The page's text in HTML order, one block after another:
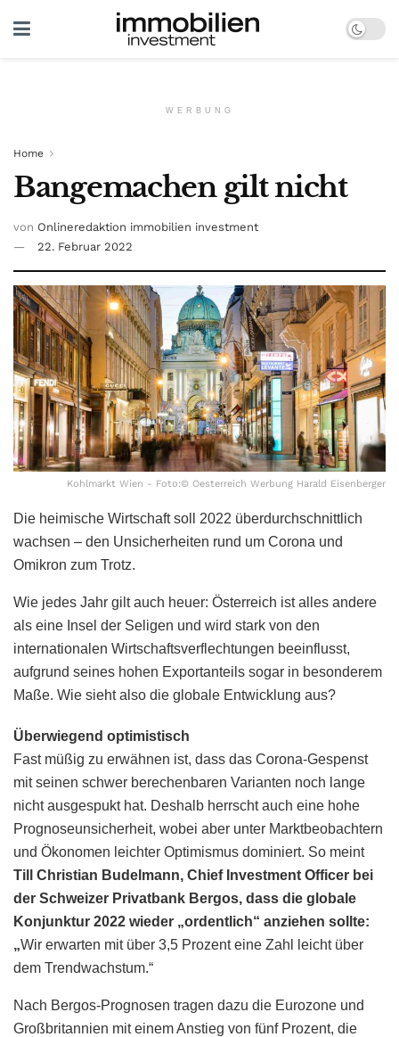
WERBUNG
Home
Bangemachen gilt nicht
von Onlineredaktion immobilien investment
22. Februar 2022
Kohlmarkt Wien - Foto:© Oesterreich Werbung Harald Eisenberger
Die heimische Wirtschaft soll 2022 überdurchschnittlich
wachsen ­– den Unsicherheiten rund um Corona und
Omikron zum Trotz.
Wie jedes Jahr gilt auch heuer: Österreich ist alles andere
als eine Insel der Seligen und wird stark von den
internationalen Wirtschaftsverflechtungen beeinflusst,
aufgrund seines hohen Exportanteils sogar in besonderem
Maße. Wie sieht also die globale Entwicklung aus?
Überwiegend optimistisch
Fast müßig zu erwähnen ist, dass das Corona-Gespenst
mit seinen schwer berechenbaren Varianten noch lange
nicht ausgespukt hat. Deshalb herrscht auch eine hohe
Prognoseunsicherheit, wobei aber unter Marktbeobachtern
und Ökonomen leichter Optimismus dominiert. So meint
Till Christian Budelmann, Chief Investment Officer bei
der Schweizer Privatbank Bergos, dass die globale
Konjunktur 2022 wieder „ordentlich“ anziehen sollte:
„Wir erwarten mit über 3,5 Prozent eine Zahl leicht über
dem Trendwachstum.“
Nach Bergos-Prognosen tragen dazu die Eurozone und
Großbritannien mit einem Anstieg von fünf Prozent, die